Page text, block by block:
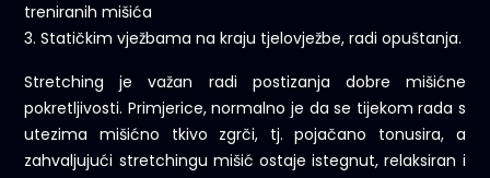
treniranih mišića
3. Statičkim vježbama na kraju tjelovježbe, radi opuštanja.
Stretching je važan radi postizanja dobre mišićne
pokretljivosti. Primjerice, normalno je da se tijekom rada s
utezima mišićno tkivo zgrči, tj. pojačano tonusira, a
zahvaljujući stretchingu mišić ostaje istegnut, relaksiran i